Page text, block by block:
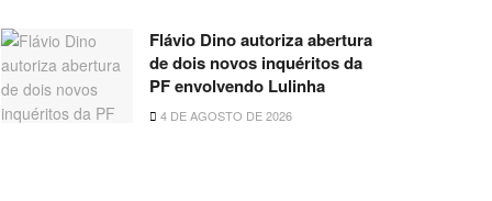
Flávio Dino autoriza abertura
de dois novos inquéritos da
PF envolvendo Lulinha
4 DE AGOSTO DE 2026